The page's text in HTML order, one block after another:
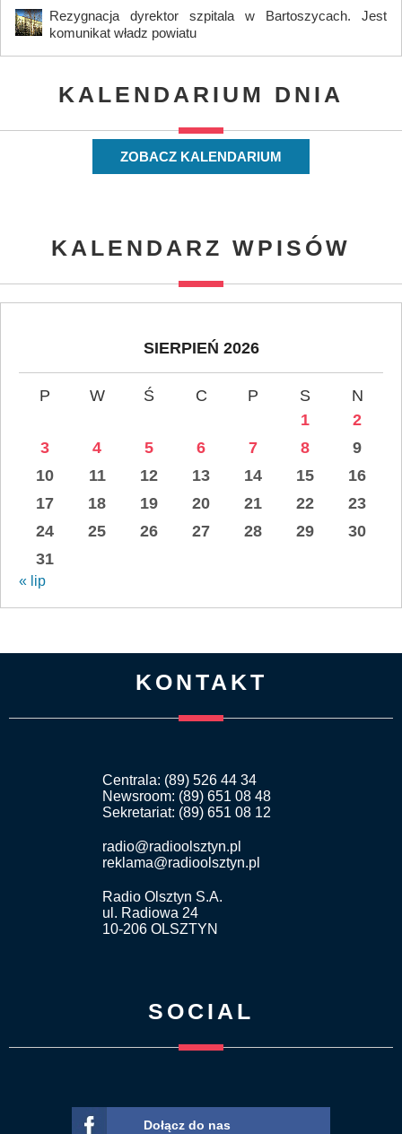
Rezygnacja dyrektor szpitala w Bartoszycach. Jest
komunikat władz powiatu
KALENDARIUM DNIA
ZOBACZ KALENDARIUM
KALENDARZ WPISÓW
SIERPIEŃ 2026
P W Ś C P S
N
1
2
3
4 5 6 7 8
9
10
11 12 13 14 15
16
17
18 19 20 21 22
23
24
25 26 27 28 29
30
31
« lip
KONTAKT
Centrala: (89) 526 44 34
Newsroom: (89) 651 08 48
Sekretariat: (89) 651 08 12
radio@radioolsztyn.pl
reklama@radioolsztyn.pl
Radio Olsztyn S.A.
ul. Radiowa 24
10-206 OLSZTYN
SOCIAL
Dołącz do nas